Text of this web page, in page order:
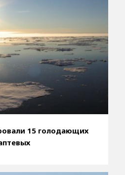
15 голодающих